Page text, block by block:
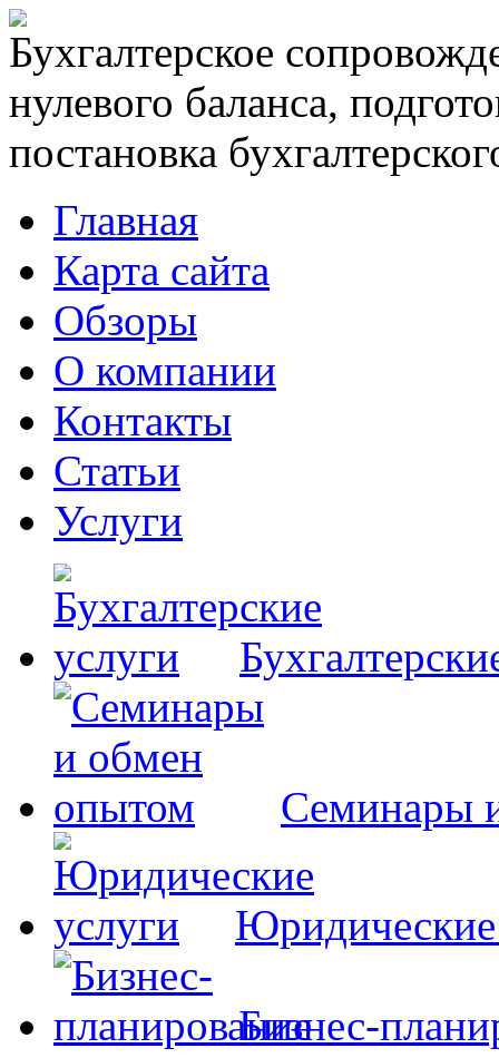
Бухгалтерское
нулевого баланса,
постановка
Главная
Карта сайта
Обзоры
О компании
Контакты
Статьи
Услуги
Семинары
Юридические
Бизнес-